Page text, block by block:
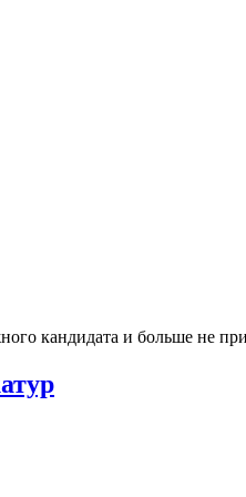
кандидата и больше не